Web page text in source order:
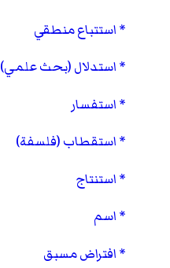
استتباع منطقي
استدلال (بحث علمي)
استفسار
استقطاب (فلسفة)
استنتاج
اسم
افتراض مسبق